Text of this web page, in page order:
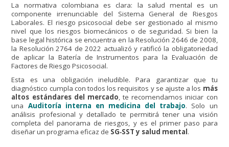
La normativa colombiana es clara: la salud mental es un
componente irrenunciable del Sistema General de Riesgos
Laborales. El riesgo psicosocial debe ser gestionado al mismo
nivel que los riesgos biomecánicos o de seguridad. Si bien la
base legal histórica se encuentra en la Resolución 2646 de 2008,
la Resolución 2764 de 2022 actualizó y ratificó la obligatoriedad
de aplicar la Batería de Instrumentos para la Evaluación de
Factores de Riesgo Psicosocial.
Esta es una obligación ineludible. Para garantizar que tu
diagnóstico cumpla con todos los requisitos y se ajuste a los más
altos estándares del mercado, te recomendamos iniciar con
una Auditoría interna en medicina del trabajo. Solo un
análisis profesional y detallado te permitirá tener una visión
completa del panorama de riesgos, y es el primer paso para
diseñar un programa eficaz de SG‑SST y salud mental.